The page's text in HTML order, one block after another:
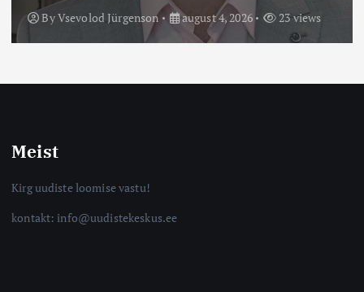
ByVsevolod Jürgenson august 4, 2026 23 views
Meist
Kirg uudiste loomise vastu!
kontakt: info@uudistekeskus.ee